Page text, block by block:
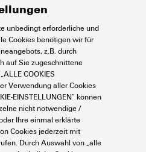
Aderendhülsen, 0.14mm²,
6mm², Trapezcrimp
1444050000
PZ 6 ROTO L
4050118248593
22 mm
0,866 inch
80 mm
3,15 inch
Nicht betroffen
Lead 7439-92-1
(1)Crimpwerkzeug
unbedingt erforderliche und
Cookies benötigen wir für
z.B. durch
auf Sie zugeschnittene
COOKIES
Verwendung aller Cookies
EINSTELLUNGEN“ können
nicht notwendige /
Ihre einmal erklärte
Cookies jederzeit mit
Durch Auswahl von „alle